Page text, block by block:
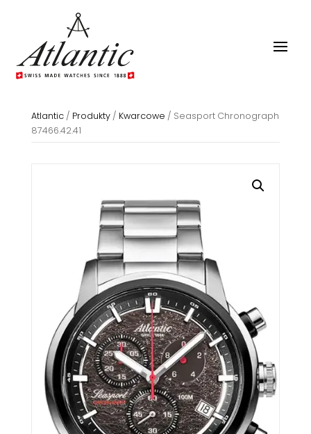
Atlantic/ Produkty/ Kwarcowe / Seasport Chronograph
87466.42.41